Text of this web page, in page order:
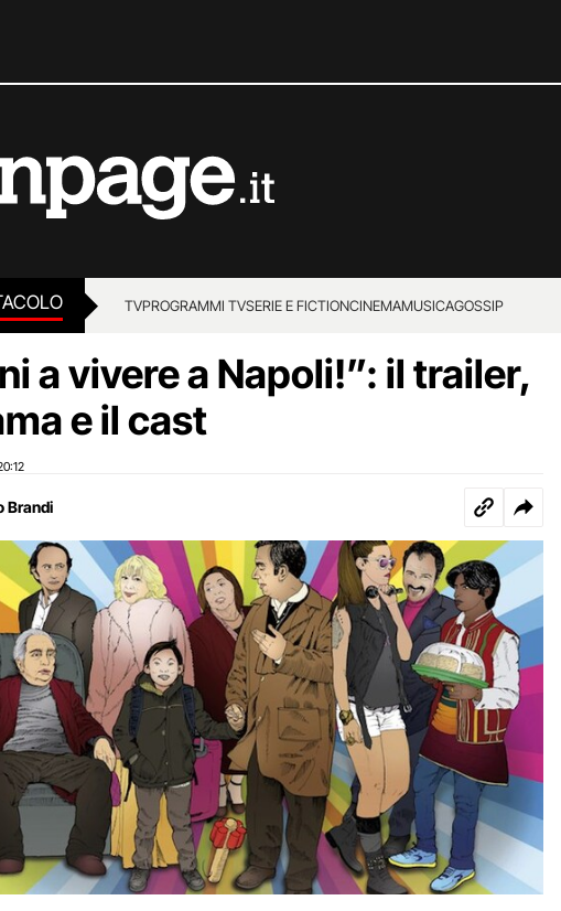
TVPROGRAMMI TVSERIE E FICTIONCINEMAMUSICAGOSSIP
a vivere a Napoli!”: il trailer,
e il cast
Brandi